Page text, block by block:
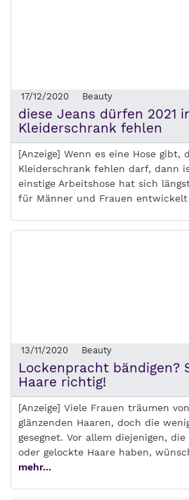
17/12/2020 Beauty
diese Jeans dürfen 2021
Kleiderschrank fehlen
[Anzeige] Wenn es eine Hose gibt,
Kleiderschrank fehlen darf, dann
einstige Arbeitshose hat sich
für Männer und Frauen
13/11/2020 Beauty
Lockenpracht bändigen?
Haare richtig!
[Anzeige] Viele Frauen träumen
glänzenden Haaren, doch die
gesegnet. Vor allem diejenigen,
oder gelockte Haare haben,
mehr...